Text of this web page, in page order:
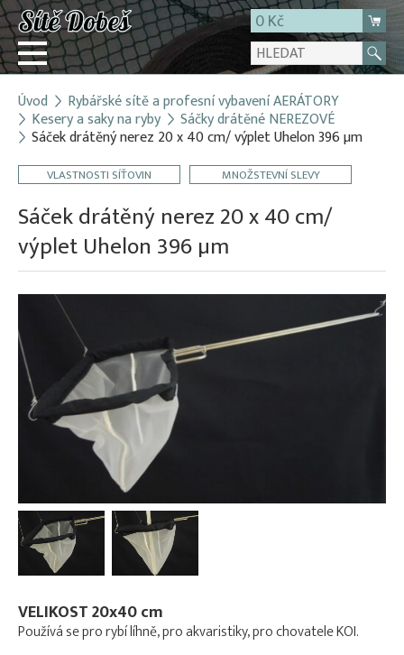
0 Kč
Přihlásit
Registrace
E-shop
O firmě
Kontakt
Úvod Rybářské sítě a profesní vybavení AERÁTORY
Kesery a saky na ryby Sáčky drátěné NEREZOVÉ
Sáček drátěný nerez 20 x 40 cm/ výplet Uhelon 396 µm
VLASTNOSTI SÍŤOVIN MNOŽSTEVNÍ SLEVY
Sáček drátěný nerez 20 x 40 cm/
výplet Uhelon 396 µm
VELIKOST 20x40 cm
Používá se pro rybí líhně, pro akvaristiky, pro chovatele KOI.